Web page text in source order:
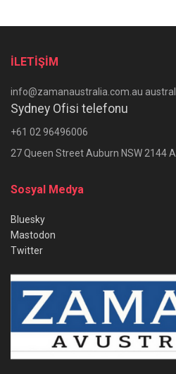
İLETİŞİM
info@zamanaustralia.com.au
Sydney Ofisi telefonu
+61 02 96496006
27 Queen Street Auburn NSW 2144
Sosyal Medya
Bluesky
Mastodon
Twitter